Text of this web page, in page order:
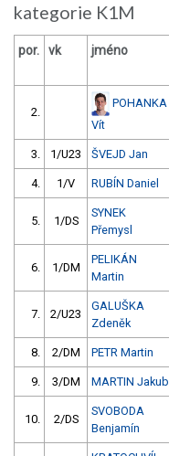
kategorie K1M
por. vk jméno
2.
POHANKA
Vít
3. 1/U23 ŠVEJD Jan
4. 1/V RUBÍN Daniel
5. 1/DS
SYNEK
Přemysl
6. 1/DM
PELIKÁN
Martin
7. 2/U23
GALUŠKA
Zdeněk
8. 2/DM PETR Martin
9. 3/DM MARTIN Jakub
10. 2/DS
SVOBODA
Benjamín